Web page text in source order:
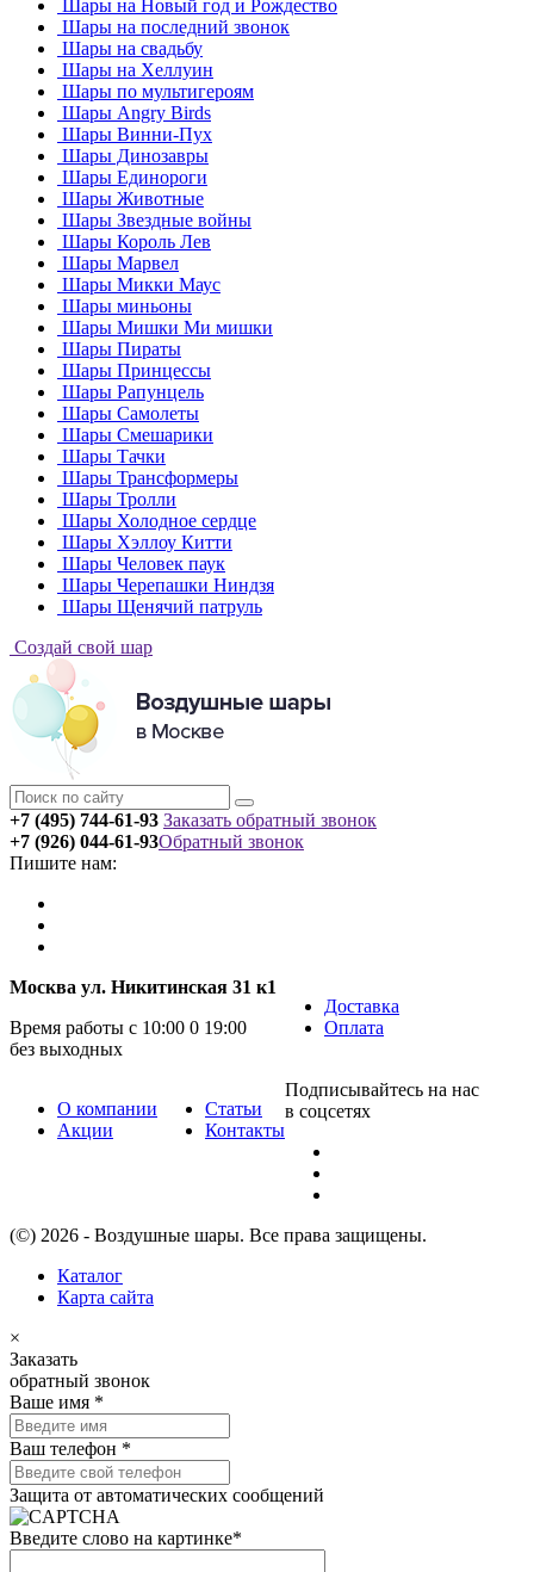
Шары на Новый год и Рождество
Шары на последний звонок
Шары на свадьбу
Шары на Хеллуин
Шары по мультигероям
Шары Angry Birds
Шары Винни-Пух
Шары Динозавры
Шары Единороги
Шары Животные
Шары Звездные войны
Шары Король Лев
Шары Марвел
Шары Микки Маус
Шары миньоны
Шары Мишки Ми мишки
Шары Пираты
Шары Принцессы
Шары Рапунцель
Шары Самолеты
Шары Смешарики
Шары Тачки
Шары Трансформеры
Шары Тролли
Шары Холодное сердце
Шары Хэллоу Китти
Шары Человек паук
Шары Черепашки Ниндзя
Шары Щенячий патруль
Создай свой шар
+7 (495) 744-61-93 Заказать обратный звонок
+7 (926) 044-61-93
Пишите нам:
Обратный звонок
Москва ул. Никитинская 31 к1
Время работы с 10:00 0 19:00
без выходных
Доставка
Оплата
О компании
Акции
Статьи
Контакты
Подписывайтесь на нас
в соцсетях
(©) 2026 - Воздушные шары. Все права защищены.
Каталог
Карта сайта
×
Заказать
обратный звонок
Ваше имя *
Ваш телефон *
Защита от автоматических сообщений
Введите слово на картинке*